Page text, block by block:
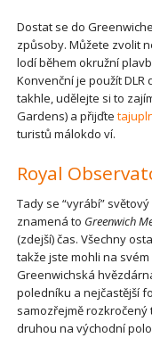
Dostat se do
způsoby. Můžete zvolit
lodí během okružní
Konvenční je použít DLR
takhle, udělejte si to
Gardens) a přijďte
turistů málokdo ví.
Royal
Tady se “vyrábí”
znamená to Greenwich
(zdejší) čas. Všechny
takže jste mohli na svém
Greenwichská
poledníku a nejčastější
samozřejmě
druhou na východní